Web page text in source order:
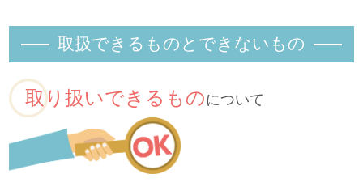
取扱できるものとできないもの
取り扱いできるものについて